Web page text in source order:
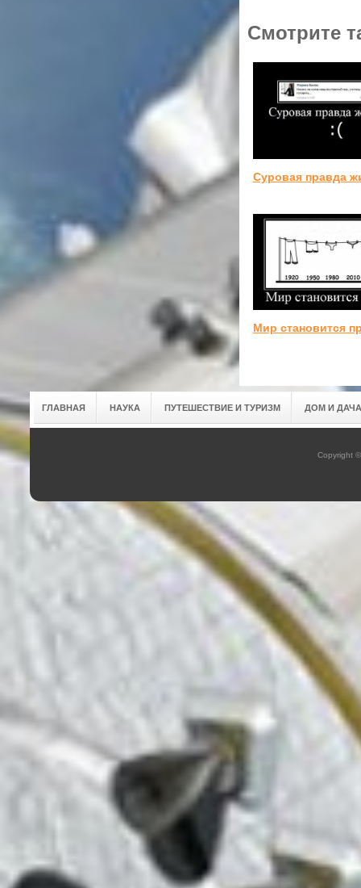
Смотрите
Суровая правда
Мир становится
ГЛАВНАЯ НАУКА ПУТЕШЕСТВИЕ И ТУРИЗМ ДОМ И ДАЧА
Copyright